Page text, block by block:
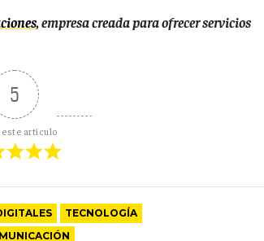
, empresa creada para ofrecer servicios
5
este artículo
TECNOLOGÍA